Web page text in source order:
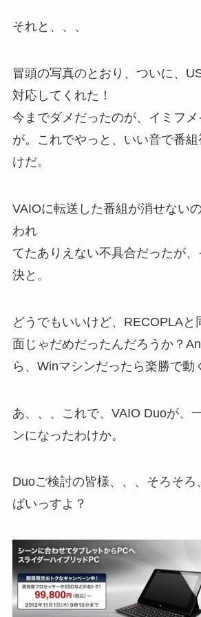
それと、、、
冒頭の写真のとおり、ついに、
対応してくれた！
今までダメだったのが、イミフ
が。これでやっと、いい音で番
けだ。
VAIOに転送した番組が消せない
われ
てたありえない不具合だったが
決と。
どうでもいいけど、RECOPLAと
面じゃだめだったんだろうか？
ら、Winマシンだったら楽勝で動
あ、、、これで、VAIO Duoが、
ンになったわけか。
Duoご検討の皆様、、、そろそろ
ばいっすよ？